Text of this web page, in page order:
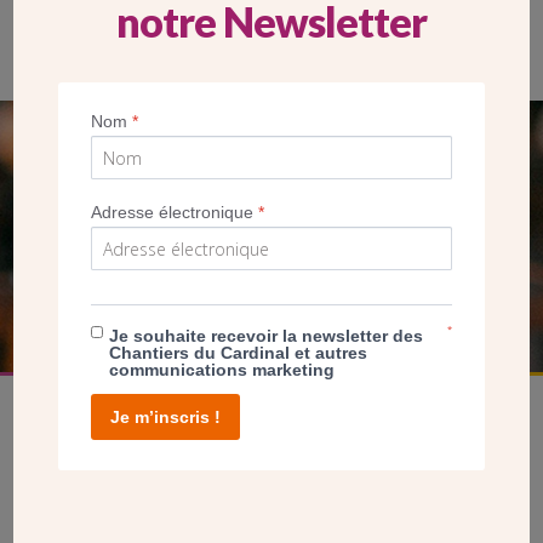
Jérôme Tolot, directeur général des Chantiers du Cardinal
SEUL VOTRE DON
NOUS PERMET D’AGIR
notre Newsletter
Nom*
Adresse électronique*
Je souhaite recevoir la newsletter des
Chantiers du Cardinal et autres
communications marketing
*
Je m’inscris !